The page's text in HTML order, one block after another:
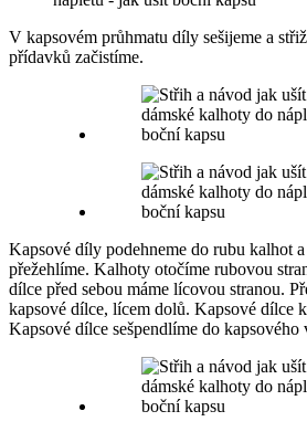
V kapsovém průhmatu díly sešijeme a
přídavků začistíme.
Kapsové díly podehneme do rubu kalhot
přežehlíme. Kalhoty otočíme rubovou
dílce před sebou máme lícovou stranou.
kapsové dílce, lícem dolů. Kapsové dílce
Kapsové dílce sešpendlíme do kapsového